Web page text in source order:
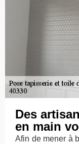
Des
en main
Afin de mener à